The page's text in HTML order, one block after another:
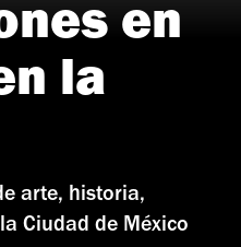
en
la
arte, historia,
Ciudad de México